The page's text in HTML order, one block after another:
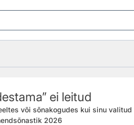
ei leitud
või sõnakogudes kui sinu
2026